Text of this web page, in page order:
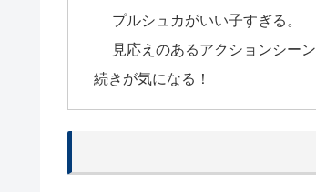
プルシュカがいい子すぎる。
見応えのあるアクションシーン
続きが気になる！